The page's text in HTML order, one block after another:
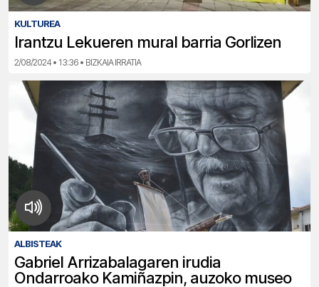
KULTUREA
Irantzu Lekueren mural barria Gorlizen
2/08/2024 • 13:36 • BIZKAIA IRRATIA
ALBISTEAK
Gabriel Arrizabalagaren irudia
Ondarroako Kamiñazpin, auzoko museo